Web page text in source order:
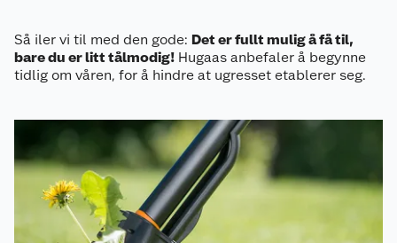
Så iler vi til med den gode: Det er fullt mulig å få til,
bare du er litt tålmodig! Hugaas anbefaler å begynne
tidlig om våren, for å hindre at ugresset etablerer seg.